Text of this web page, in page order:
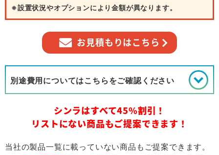
※設置状況やオプションにより金額が異なります。
お見積もりはこちら
別途費用についてはこちらをご確認ください
シンラはすべて45%割引！
リストにない商品もご提案できます！
当社の製品一覧に載っていない商品もご提案できます。